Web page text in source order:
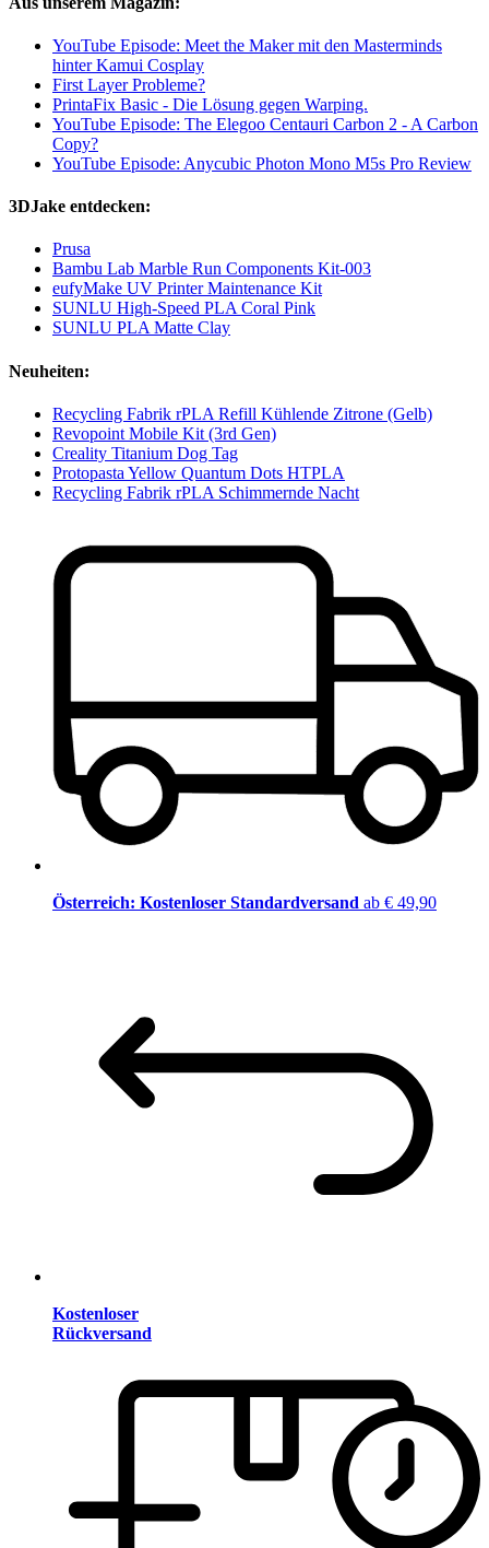
YouTube Episode: Meet the Maker mit den Masterminds
hinter Kamui Cosplay
First Layer Probleme?
PrintaFix Basic - Die Lösung gegen Warping.
YouTube Episode: The Elegoo Centauri Carbon 2 - A Carbon
Copy?
YouTube Episode: Anycubic Photon Mono M5s Pro Review
3DJake entdecken:
Prusa
Bambu Lab Marble Run Components Kit-003
eufyMake UV Printer Maintenance Kit
SUNLU High-Speed PLA Coral Pink
SUNLU PLA Matte Clay
Neuheiten:
Recycling Fabrik rPLA Refill Kühlende Zitrone (Gelb)
Revopoint Mobile Kit (3rd Gen)
Creality Titanium Dog Tag
Protopasta Yellow Quantum Dots HTPLA
Recycling Fabrik rPLA Schimmernde Nacht
Österreich: Kostenloser Standardversand ab € 49,90
Kostenloser
Rückversand